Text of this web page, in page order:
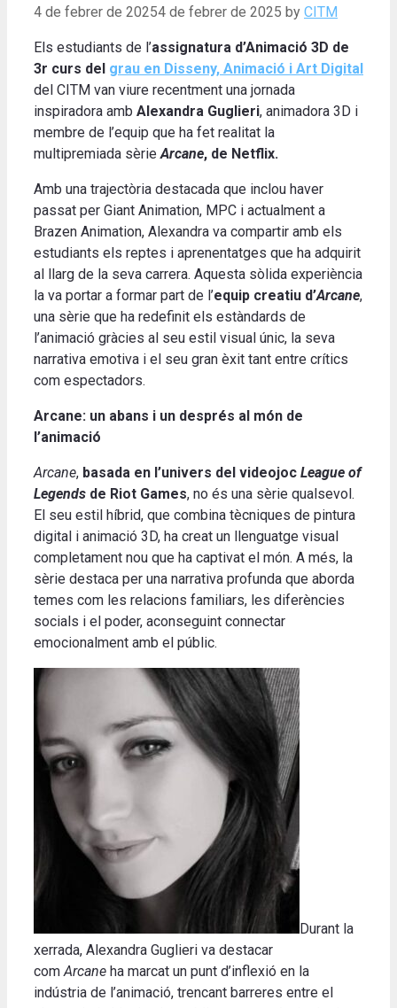
4 de febrer de 20254 de febrer de 2025 by CITM
Els estudiants de l’assignatura d’Animació 3D de
3r curs del grau en Disseny, Animació i Art Digital
del CITM van viure recentment una jornada
inspiradora amb Alexandra Guglieri, animadora 3D i
membre de l’equip que ha fet realitat la
multipremiada sèrieArcane, de Netflix.
Amb una trajectòria destacada que inclou haver
passat per Giant Animation, MPC i actualment a
Brazen Animation, Alexandra va compartir amb els
estudiants els reptes i aprenentatges que ha adquirit
al llarg de la seva carrera. Aquesta sòlida experiència
la va portar a formar part de l’equip creatiu d’Arcane,
una sèrie que ha redefinit els estàndards de
l’animació gràcies al seu estil visual únic, la seva
narrativa emotiva i el seu gran èxit tant entre crítics
com espectadors.
Arcane: un abans i un després al món de
l’animació
Arcane, basada en l’univers del videojoc League of
Legends de Riot Games, no és una sèrie qualsevol.
El seu estil híbrid, que combina tècniques de pintura
digital i animació 3D, ha creat un llenguatge visual
completament nou que ha captivat el món. A més, la
sèrie destaca per una narrativa profunda que aborda
temes com les relacions familiars, les diferències
socials i el poder, aconseguint connectar
emocionalment amb el públic.
Durant la
xerrada, Alexandra Guglieri va destacar
comArcane ha marcat un punt d’inflexió en la
indústria de l’animació, trencant barreres entre el